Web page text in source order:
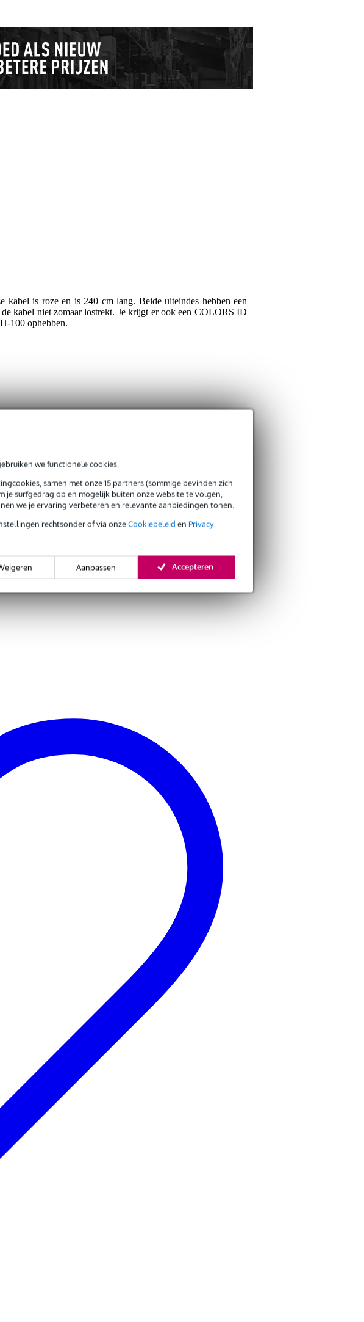
we functionele cookies.
samen met onze 15 partners (sommige bevinden zich
je surfgedrag op en mogelijk buiten onze website te volgen,
we je ervaring verbeteren en relevante aanbiedingen tonen.
rechtsonder of via onzeCookiebeleid en Privacy
Aanpassen Accepteren
is roze en is 240 cm lang. Beide uiteindes hebben een
kabel niet zomaar lostrekt. Je krijgt er ook een COLORS ID
100 ophebben.